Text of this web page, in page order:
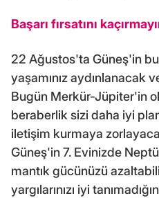
Başarı fırsatını
22 Ağustos'ta Güneş'in
yaşamınız aydınlanacak
Bugün Merkür-Jüpiter'in
beraberlik sizi daha iyi
iletişim kurmaya
Güneş'in 7. Evinizde
mantık gücünüzü
yargılarınızı iyi